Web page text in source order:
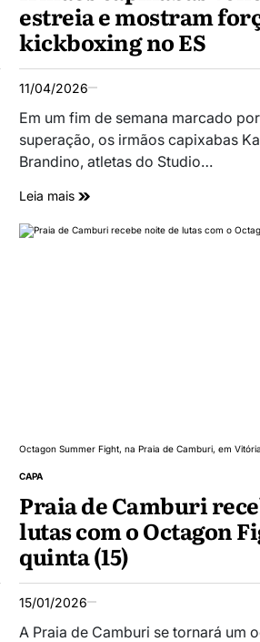
estreia e mostram
kickboxing no ES
11/04/2026
Em um fim de semana marcado
superação, os irmãos capixabas
Brandino, atletas do Studio…
Leia mais
Octagon Summer Fight, na Praia de Camburi, em
CAPA
Praia de Camburi
lutas com o Octagon
quinta (15)
15/01/2026
A Praia de Camburi se tornará um